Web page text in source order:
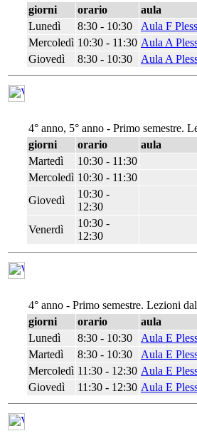
giorni
orario
aula
Lunedì
8:30 - 10:30
Aula F
Mercoledì 10:30 - 11:30 Aula A
Giovedì
8:30 - 10:30 Aula A
4° anno, 5° anno - Primo semestre.
giorni
orario
aula
Martedì
10:30 - 11:30
Mercoledì 10:30 - 11:30
Giovedì
10:30 -
12:30
Venerdì
10:30 -
12:30
4° anno - Primo semestre. Lezioni
giorni
orario
aula
Lunedì
8:30 - 10:30
Aula E
Martedì
8:30 - 10:30
Aula E
Mercoledì 11:30 - 12:30 Aula E
Giovedì
11:30 - 12:30 Aula E